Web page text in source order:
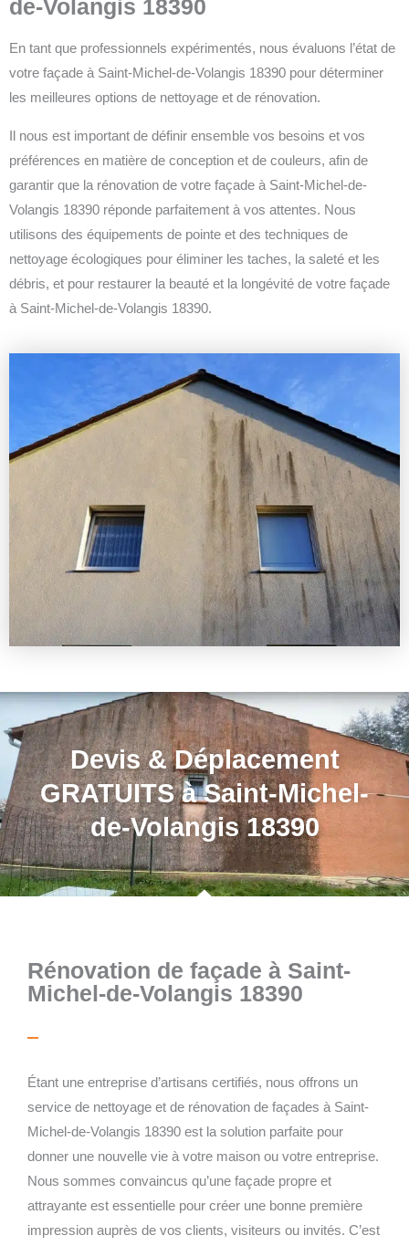
de-Volangis 18390
En tant que professionnels expérimentés, nous évaluons l’état de
votre façade à Saint-Michel-de-Volangis 18390 pour déterminer
les meilleures options de nettoyage et de rénovation.
Il nous est important de définir ensemble vos besoins et vos
préférences en matière de conception et de couleurs, afin de
garantir que la rénovation de votre façade à Saint-Michel-de-
Volangis 18390 réponde parfaitement à vos attentes. Nous
utilisons des équipements de pointe et des techniques de
nettoyage écologiques pour éliminer les taches, la saleté et les
débris, et pour restaurer la beauté et la longévité de votre façade
à Saint-Michel-de-Volangis 18390.
Devis & Déplacement
GRATUITS à Saint-Michel-
de-Volangis 18390
Rénovation de façade à Saint-
Michel-de-Volangis 18390
Étant une entreprise d’artisans certifiés, nous offrons un
service de nettoyage et de rénovation de façades à Saint-
Michel-de-Volangis 18390 est la solution parfaite pour
donner une nouvelle vie à votre maison ou votre entreprise.
Nous sommes convaincus qu’une façade propre et
attrayante est essentielle pour créer une bonne première
impression auprès de vos clients, visiteurs ou invités. C’est